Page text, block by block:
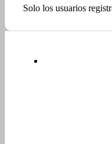
Solo los usuarios